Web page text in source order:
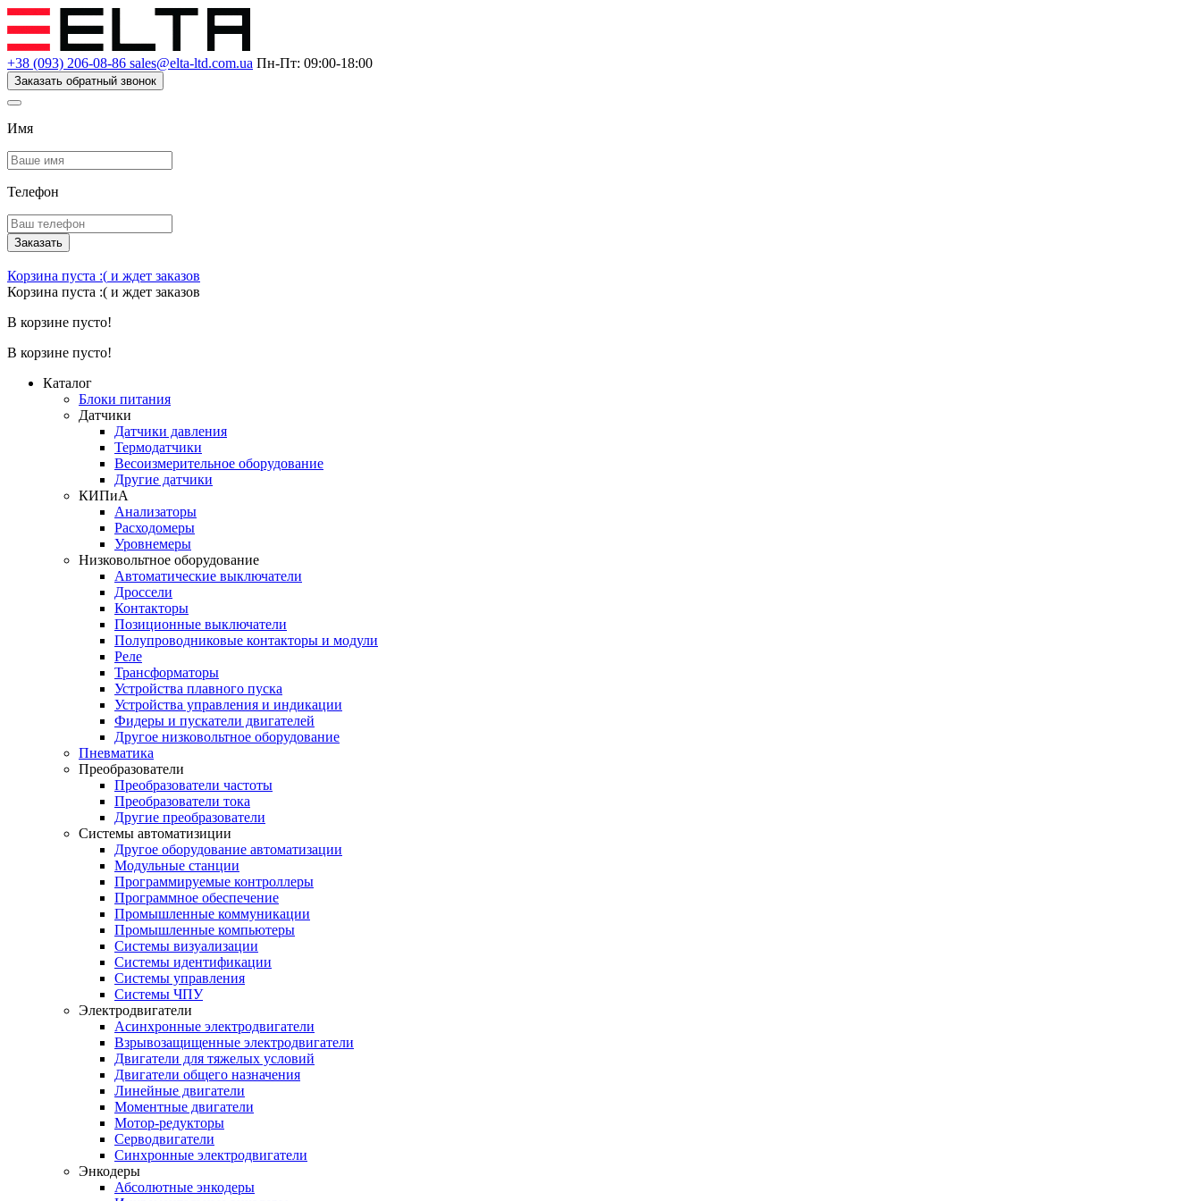
+38 (093) 206-08-86 sales@elta-ltd.com.ua Пн-Пт: 09:00-18:00
Заказать обратный звонок
Имя
Телефон
Заказать
Корзина пуста :( и ждет заказов
Корзина пуста :( и ждет заказов
В корзине пусто!
В корзине пусто!
Каталог
Блоки питания
Датчики
Датчики давления
Термодатчики
Весоизмерительное оборудование
Другие датчики
КИПиА
Анализаторы
Расходомеры
Уровнемеры
Низковольтное оборудование
Автоматические выключатели
Дроссели
Контакторы
Позиционные выключатели
Полупроводниковые контакторы и модули
Реле
Трансформаторы
Устройства плавного пуска
Устройства управления и индикации
Фидеры и пускатели двигателей
Другое низковольтное оборудование
Пневматика
Преобразователи
Преобразователи частоты
Преобразователи тока
Другие преобразователи
Системы автоматизиции
Другое оборудование автоматизации
Модульные станции
Программируемые контроллеры
Программное обеспечение
Промышленные коммуникации
Промышленные компьютеры
Системы визуализации
Системы идентификации
Системы управления
Системы ЧПУ
Электродвигатели
Асинхронные электродвигатели
Взрывозащищенные электродвигатели
Двигатели для тяжелых условий
Двигатели общего назначения
Линейные двигатели
Моментные двигатели
Мотор-редукторы
Серводвигатели
Синхронные электродвигатели
Энкодеры
Абсолютные энкодеры